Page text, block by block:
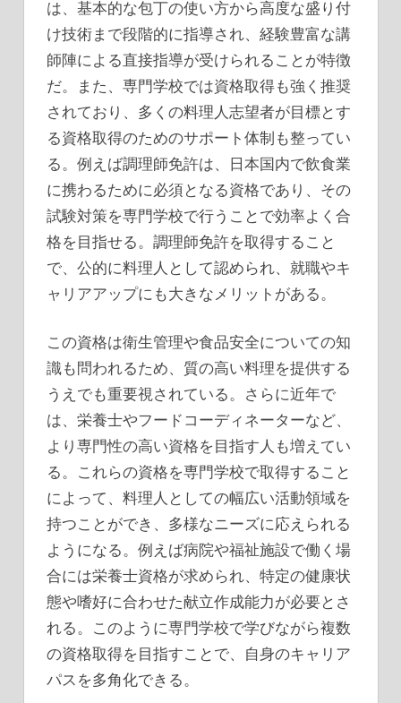
は、基本的な包丁の使い方から高度な盛り付
け技術まで段階的に指導され、経験豊富な講
師陣による直接指導が受けられることが特徴
だ。また、専門学校では資格取得も強く推奨
されており、多くの料理人志望者が目標とす
る資格取得のためのサポート体制も整ってい
る。例えば調理師免許は、日本国内で飲食業
に携わるために必須となる資格であり、その
試験対策を専門学校で行うことで効率よく合
格を目指せる。調理師免許を取得すること
で、公的に料理人として認められ、就職やキ
ャリアアップにも大きなメリットがある。
この資格は衛生管理や食品安全についての知
識も問われるため、質の高い料理を提供する
うえでも重要視されている。さらに近年で
は、栄養士やフードコーディネーターなど、
より専門性の高い資格を目指す人も増えてい
る。これらの資格を専門学校で取得すること
によって、料理人としての幅広い活動領域を
持つことができ、多様なニーズに応えられる
ようになる。例えば病院や福祉施設で働く場
合には栄養士資格が求められ、特定の健康状
態や嗜好に合わせた献立作成能力が必要とさ
れる。このように専門学校で学びながら複数
の資格取得を目指すことで、自身のキャリア
パスを多角化できる。